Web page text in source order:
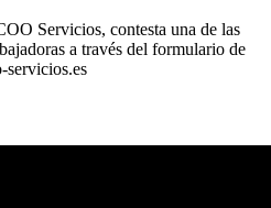
Servicios, contesta una de las
a través del formulario de
servicios.es